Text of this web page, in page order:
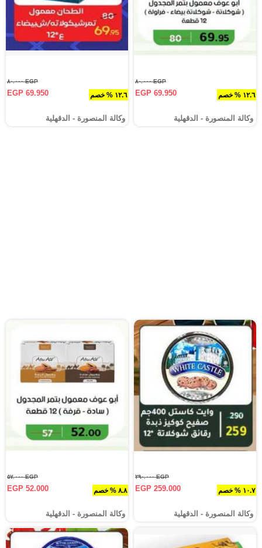
١٢.٦ % خصم
EGP ٨٠.٠٠٠
EGP 69.950
وكالة المنصورة - الدقهلية‎
١٢.٦ % خصم
EGP ٨٠.٠٠٠
EGP 69.950
وكالة المنصورة - الدقهلية‎
١٠.٧ % خصم
EGP ٢٩٠.٠٠٠
EGP 259.000
وكالة المنصورة - الدقهلية‎
٨.٨ % خصم
EGP ٥٧.٠٠٠
EGP 52.000
وكالة المنصورة - الدقهلية‎